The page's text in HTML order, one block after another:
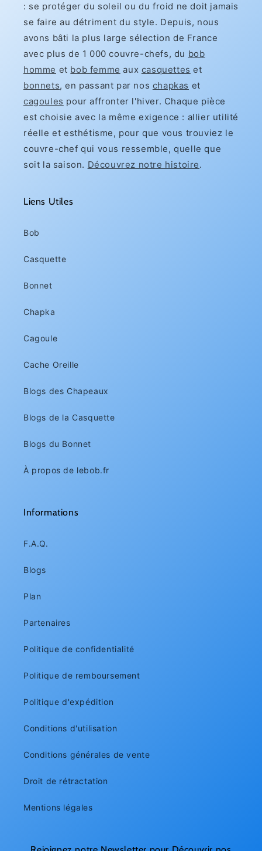
: se protéger du soleil ou du froid ne doit jamais
se faire au détriment du style. Depuis, nous
avons bâti la plus large sélection de France
avec plus de 1 000 couvre-chefs, du bob
homme et bob femme aux casquettes et
bonnets, en passant par nos chapkas et
cagoules pour affronter l'hiver. Chaque pièce
est choisie avec la même exigence : allier utilité
réelle et esthétisme, pour que vous trouviez le
couvre-chef qui vous ressemble, quelle que
soit la saison. Découvrez notre histoire.
Liens Utiles
Bob
Casquette
Bonnet
Chapka
Cagoule
Cache Oreille
Blogs des Chapeaux
Blogs de la Casquette
Blogs du Bonnet
À propos de lebob.fr
Informations
F.A.Q.
Blogs
Plan
Partenaires
Politique de confidentialité
Politique de remboursement
Politique d'expédition
Conditions d'utilisation
Conditions générales de vente
Droit de rétractation
Mentions légales